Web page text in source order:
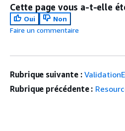
Cette page vous a-t-elle
Oui
Non
Faire un commentaire
Rubrique suivante :
Rubrique précédente :